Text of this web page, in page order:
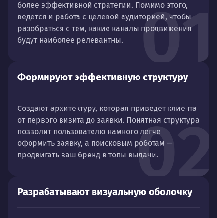
01
более эффективной стратегии. Помимо этого,
ведется и работа с целевой аудиторией, чтобы
разобраться с тем, какие каналы продвижения
будут наиболее релевантны.
02
Формируют эффективную структуру
Создают архитектуру, которая приведет клиента
от первого визита до заявки. Понятная структура
позволит пользователю намного легче
оформить заявку, а поисковым роботам —
продвигать ваш бренд в топы выдачи.
Разрабатывают визуальную оболочку